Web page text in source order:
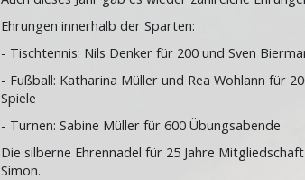
Ehrungen innerhalb der Sparten:
- Tischtennis: Nils Denker für 200 und Sven
- Fußball: Katharina Müller und Rea Wohlann für
Spiele
- Turnen: Sabine Müller für 600 Übungsabende
Die silberne Ehrennadel für 25 Jahre
Simon.